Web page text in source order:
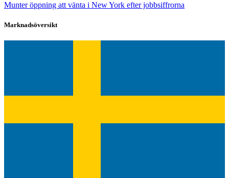
Munter öppning att vänta i New York efter jobbsiffrorna
Marknadsöversikt